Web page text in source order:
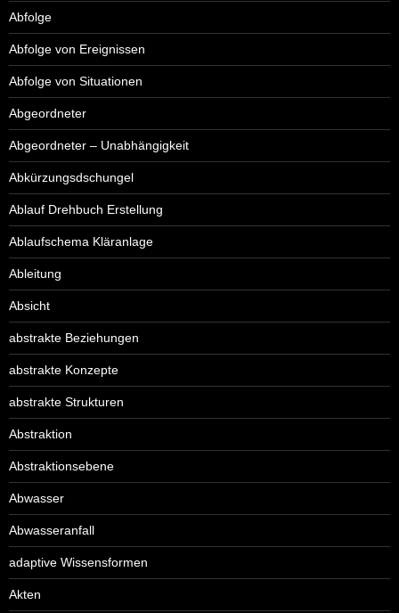
Abfolge
Abfolge von Ereignissen
Abfolge von Situationen
Abgeordneter
Abgeordneter – Unabhängigkeit
Abkürzungsdschungel
Ablauf Drehbuch Erstellung
Ablaufschema Kläranlage
Ableitung
Absicht
abstrakte Beziehungen
abstrakte Konzepte
abstrakte Strukturen
Abstraktion
Abstraktionsebene
Abwasser
Abwasseranfall
adaptive Wissensformen
Akten